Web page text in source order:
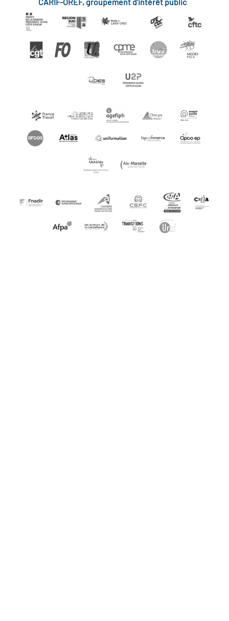
CARIF-OREF, groupement d'intérêt public